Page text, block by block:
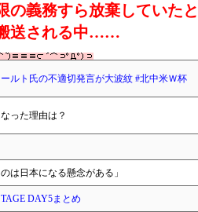
の義務すら放棄していたと
送される中……
ルト氏の不適切発言が大波紋 #北中米Ｗ杯
った理由は？
は日本になる懸念がある」
DAY5まとめ